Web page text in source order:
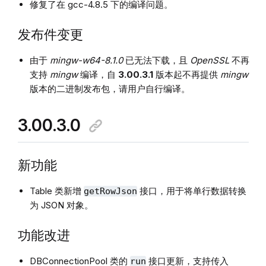
修复了在 gcc-4.8.5 下的编译问题。
发布件变更
由于 mingw-w64-8.1.0已无法下载，且 OpenSSL不再
支持 mingw编译，自 3.00.3.1版本起不再提供 mingw
版本的二进制发布包，请用户自行编译。
3.00.3.0
新功能
Table 类新增 getRowJson 接口，用于将单行数据转换
为 JSON 对象。
功能改进
DBConnectionPool 类的 run 接口更新，支持传入